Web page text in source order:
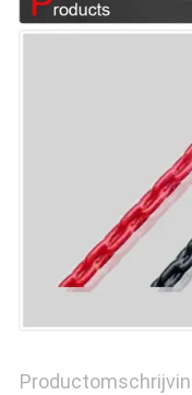
POLICY